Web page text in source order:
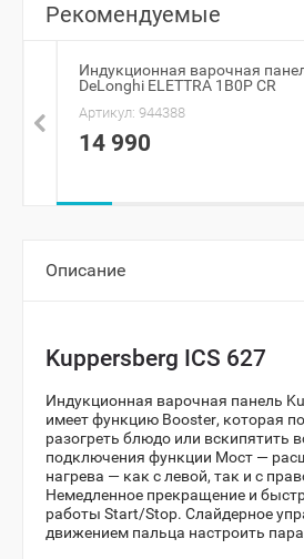
Рекомендуемые
Индукционная варочная
DeLonghi ELETTRA 1B0P CR
Артикул: 944388
14 990
Описание
Kuppersberg ICS 627
Индукционная варочная панель
имеет функцию Booster, которая
разогреть блюдо или вскипятить
подключения функции Мост —
нагрева — как с левой, так и с
Немедленное прекращение и
работы Start/Stop. Слайдерное
движением пальца настроить